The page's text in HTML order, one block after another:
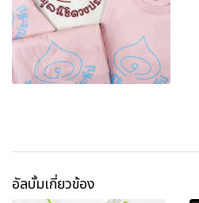
อัลบั้มเกี่ยวข้อง